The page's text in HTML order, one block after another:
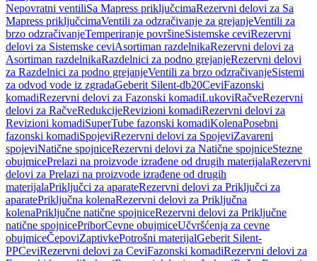
Nepovratni ventiliSa Mapress priključcimaRezervni delovi za Sa
Mapress priključcimaVentili za odzračivanje za grejanjeVentili za
brzo odzračivanjeTemperiranje površineSistemske ceviRezervni
delovi za Sistemske ceviAsortiman razdelnikaRezervni delovi za
Asortiman razdelnikaRazdelnici za podno grejanjeRezervni delovi
za Razdelnici za podno grejanjeVentili za brzo odzračivanjeSistemi
za odvod vode iz zgradaGeberit Silent-db20CeviFazonski
komadiRezervni delovi za Fazonski komadiLukoviRačveRezervni
delovi za RačveRedukcijeRevizioni komadiRezervni delovi za
Revizioni komadiSuperTube fazonski komadiKolenaPosebni
fazonski komadiSpojeviRezervni delovi za SpojeviZavareni
spojeviNatične spojniceRezervni delovi za Natične spojniceStezne
obujmicePrelazi na proizvode izrađene od drugih materijalaRezervni
delovi za Prelazi na proizvode izrađene od drugih
materijalaPriključci za aparateRezervni delovi za Priključci za
aparatePriključna kolenaRezervni delovi za Priključna
kolenaPriključne natične spojniceRezervni delovi za Priključne
natične spojnicePriborCevne obujmiceUčvršćenja za cevne
obujmiceČepoviZaptivkePotrošni materijalGeberit Silent-
PPCeviRezervni delovi za CeviFazonski komadiRezervni delovi za